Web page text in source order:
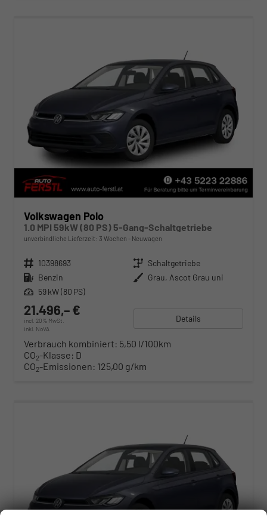
Volkswagen Polo
1.0 MPI 59kW (80 PS) 5-Gang-Schaltgetriebe
unverbindliche Lieferzeit: 3 Wochen Neuwagen
Fahrzeugnr. 10398693 Getriebe Schaltgetriebe
Kraftstoff Benzin Außenfarbe Grau, Ascot Grau uni
Leistung 59 kW (80 PS)
21.496,– €
incl. 20% MwSt.
inkl. NoVA
Details
Verbrauch kombiniert: 5,50 l/100km
CO2-Klasse: D
CO2-Emissionen: 125,00 g/km